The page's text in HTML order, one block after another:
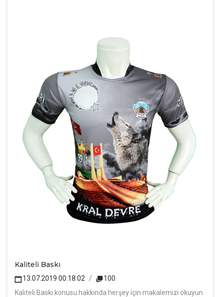
Kaliteli Baskı
13.07.2019 00:18:02
100
Kaliteli Baskı konusu hakkında herşey için makalemizi okuyun.